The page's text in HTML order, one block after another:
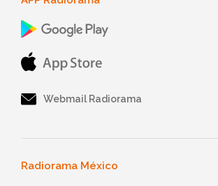
Webmail Radiorama
Radiorama México